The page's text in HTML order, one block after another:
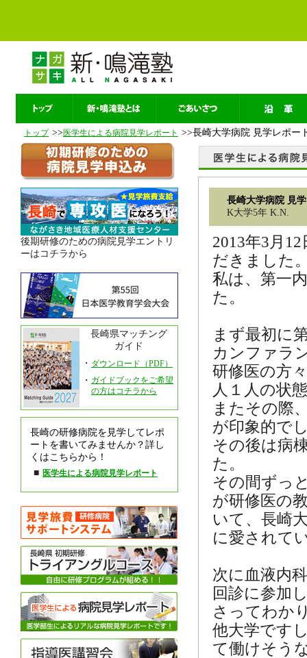
トップ >>医学生による病院見学レポート >>長崎大学病院 見学レポー
後期研修のための病院見学エントリ
ーはコチラから
長崎県マッチング
ガイド
・ ダウンロード（PDF）
・ ガイドブックをご希望
の方はコチラから
長崎の研修病院を見学してレポ
ートを書いてみませんか？詳し
くはこちらから！
■ 医学生による病院見学レポート
長崎大学病院 見
K大学5年 K.N.
2013年3月
だきました
私は、第一
た。
まず最初に
カンファラ
研修医の方
人１人の状
またその際
が印象的で
その後は病
た。
その間ずっ
が研修医の
いて、長崎
に愛されて
次に血液内
回診に参加
さってわか
他大学です
て働けそう